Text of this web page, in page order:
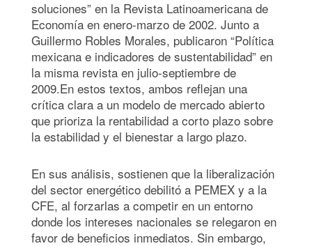
soluciones” en la Revista Latinoamericana de
Economía en enero-marzo de 2002. Junto a
Guillermo Robles Morales, publicaron “Política
mexicana e indicadores de sustentabilidad” en
la misma revista en julio-septiembre de
2009.En estos textos, ambos reflejan una
crítica clara a un modelo de mercado abierto
que prioriza la rentabilidad a corto plazo sobre
la estabilidad y el bienestar a largo plazo.
En sus análisis, sostienen que la liberalización
del sector energético debilitó a PEMEX y a la
CFE, al forzarlas a competir en un entorno
donde los intereses nacionales se relegaron en
favor de beneficios inmediatos. Sin embargo,